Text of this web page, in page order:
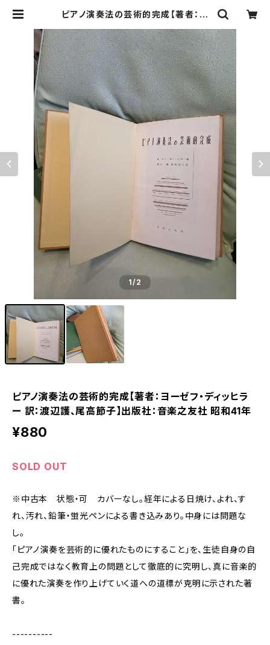
ピアノ演奏法の芸術的完成【著者：ヨ
節子】出版社：音楽之友社 昭和41年 |
Birds' Tale Collective
1/2
ピアノ演奏法の芸術的完成【著者：ヨーゼフ・ディッヒラ
ー 訳：渡辺護、尾高節子】出版社：音楽之友社 昭和41年
¥880
SOLD OUT
※中古本 状態・可 カバーなし。経年による日焼け、よれ、す
れ、汚れ、鉛筆・蛍光ペンによる書き込みあり。中身には問題な
し。
「ピアノ演奏を芸術的に優れたものにすること」を、生徒自身の自
己完成ではなく教育上の問題として徹底的に究明し、真に音楽的
に優れた演奏を作り上げていく道への道標が克明に示された著
書。
----------